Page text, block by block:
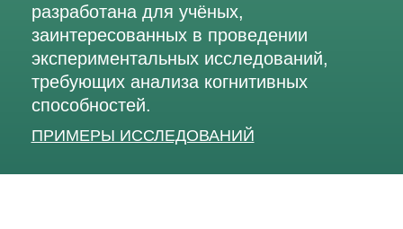
разработана для учёных,
заинтересованных в проведении
экспериментальных исследований,
требующих анализа когнитивных
способностей.
ПРИМЕРЫ ИССЛЕДОВАНИЙ